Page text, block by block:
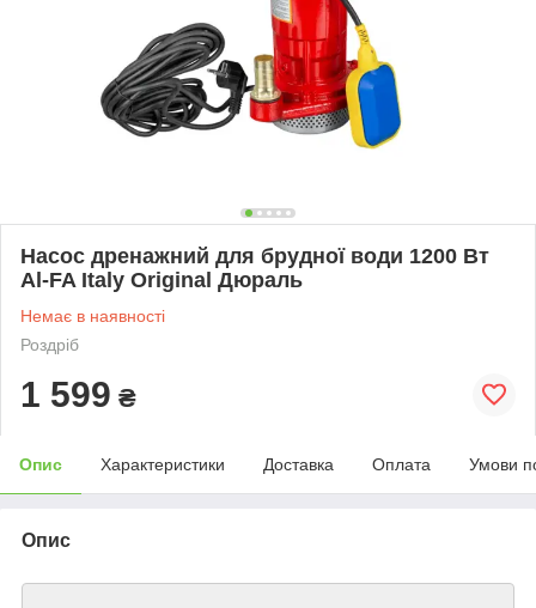
Насос дренажний для брудної води 1200 Вт
Al-FA Italy Original Дюраль
Немає в наявності
Роздріб
1 599 ₴
Опис Характеристики Доставка Оплата Умови
Опис